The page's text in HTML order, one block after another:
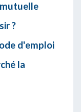
?
d'emploi
la